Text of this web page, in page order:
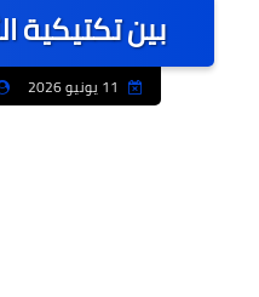
بين تكتيكية